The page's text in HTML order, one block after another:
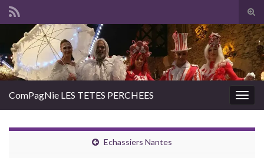
Search for:
ComPagNie LES TETES PERCHEES
Echassiers Nantes